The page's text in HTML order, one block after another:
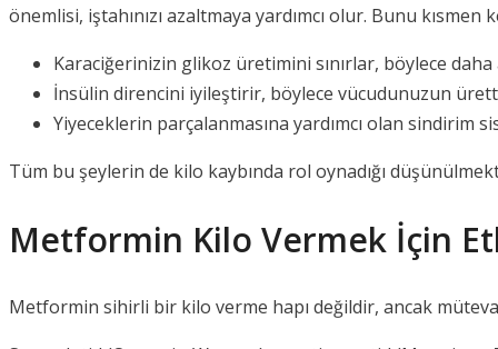
önemlisi, iştahınızı azaltmaya yardımcı olur. Bunu
Karaciğerinizin glikoz üretimini sınırlar, böylece
İnsülin direncini iyileştirir, böylece vücudunuzun
Yiyeceklerin parçalanmasına yardımcı olan
Tüm bu şeylerin de kilo kaybında rol oynadığı
Metformin Kilo Vermek İçin
Metformin sihirli bir kilo verme hapı değildir, ancak